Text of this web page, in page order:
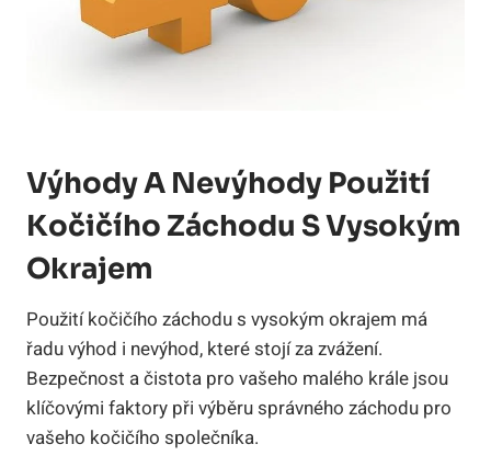
Výhody A Nevýhody Použití
Kočičího Záchodu S Vysokým
Okrajem
Použití kočičího záchodu s vysokým okrajem má
řadu výhod i nevýhod, které stojí za zvážení.
Bezpečnost a čistota pro vašeho malého krále jsou
klíčovými faktory při výběru správného záchodu pro
vašeho kočičího společníka.